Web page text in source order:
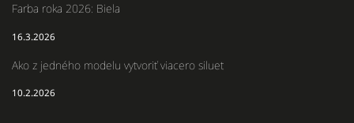
Farba roka 2026: Biela
16.3.2026
Ako z jedného modelu vytvoriť viacero siluet
10.2.2026